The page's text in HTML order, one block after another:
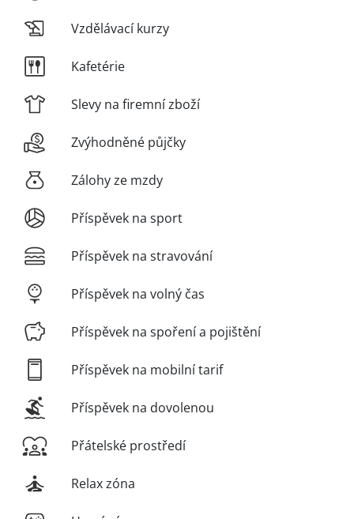
Vzdělávací kurzy
Kafetérie
Slevy na firemní zboží
Zvýhodněné půjčky
Zálohy ze mzdy
Příspěvek na sport
Příspěvek na stravování
Příspěvek na volný čas
Příspěvek na spoření a pojištění
Příspěvek na mobilní tarif
Příspěvek na dovolenou
Přátelské prostředí
Relax zóna